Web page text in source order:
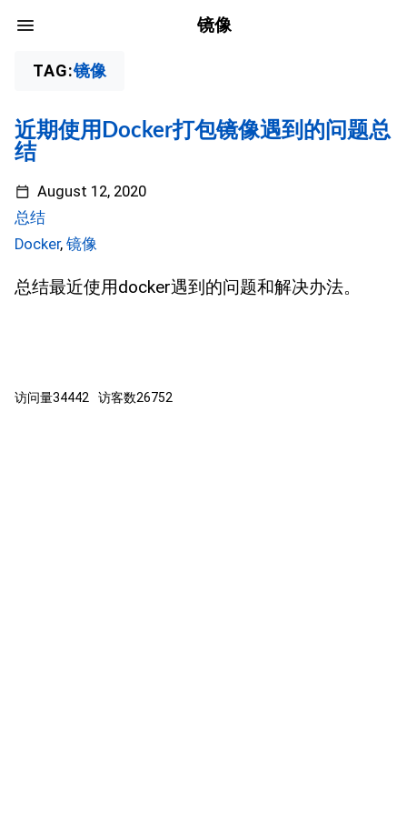
镜像
TAG:镜像
近期使用Docker打包镜像遇到的问题总
结
August 12, 2020
总结
Docker, 镜像
总结最近使用docker遇到的问题和解决办法。
访问量34442 访客数26752